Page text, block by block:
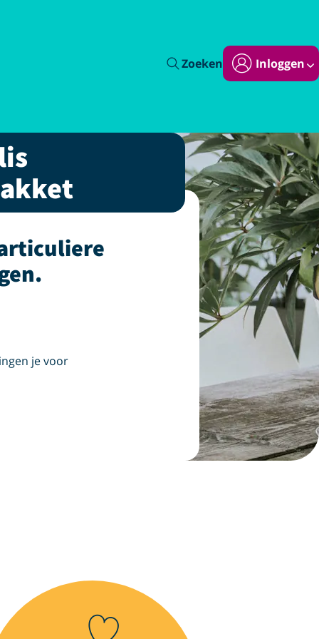
Zoeken Inloggen
je voor